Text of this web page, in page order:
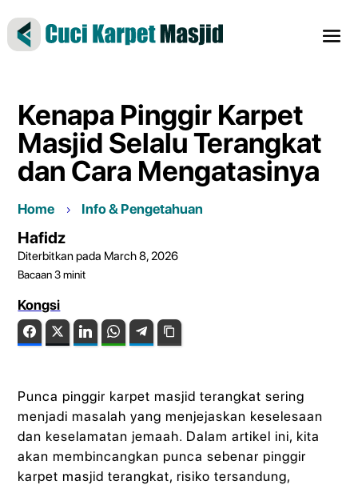
Kenapa Pinggir Karpet
Masjid Selalu Terangkat
dan Cara Mengatasinya
Home Info & Pengetahuan
Hafidz
Diterbitkan pada March 8, 2026
Bacaan 3 minit
Kongsi
FacebookTwitter LinkedIn WhatsAppTelegram
Punca pinggir karpet masjid terangkat sering
menjadi masalah yang menjejaskan keselesaan
dan keselamatan jemaah. Dalam artikel ini, kita
akan membincangkan punca sebenar pinggir
karpet masjid terangkat, risiko tersandung,